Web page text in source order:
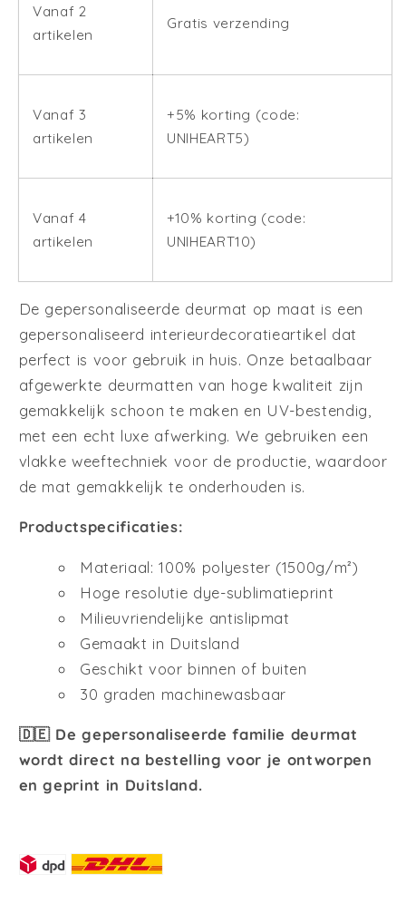
Vanaf 2
artikelen
Gratis verzending
Vanaf 3
artikelen
+5% korting (code:
UNIHEART5)
Vanaf 4
artikelen
+10% korting (code:
UNIHEART10)
De gepersonaliseerde deurmat op maat is een
gepersonaliseerd interieurdecoratieartikel dat
perfect is voor gebruik in huis. Onze betaalbaar
afgewerkte deurmatten van hoge kwaliteit zijn
gemakkelijk schoon te maken en UV-bestendig,
met een echt luxe afwerking. We gebruiken een
vlakke weeftechniek voor de productie, waardoor
de mat gemakkelijk te onderhouden is.
Productspecificaties:
Materiaal: 100% polyester (1500g/m²)
Hoge resolutie dye-sublimatieprint
Milieuvriendelijke antislipmat
Gemaakt in Duitsland
Geschikt voor binnen of buiten
30 graden machinewasbaar
🇩🇪 De gepersonaliseerde familie deurmat
wordt direct na bestelling voor je ontworpen
en geprint in Duitsland.